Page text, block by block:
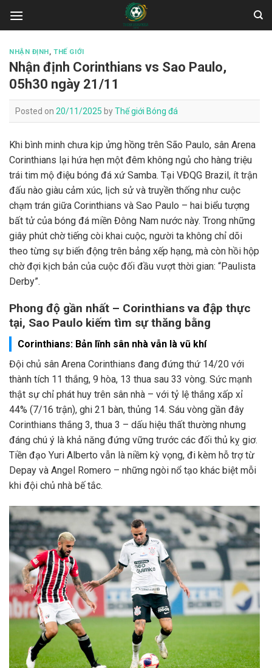
NHẬN ĐỊNH,THẾ GIỚI
Nhận định Corinthians vs Sao Paulo,
05h30 ngày 21/11
Posted on 20/11/2025 byThế giới Bóng đá
Khi bình minh chưa kịp ửng hồng trên São Paulo, sân Arena
Corinthians lại hứa hẹn một đêm không ngủ cho hàng triệu
trái tim mộ điệu bóng đá xứ Samba. Tại VĐQG Brazil, ít trận
đấu nào giàu cảm xúc, lịch sử và truyền thống như cuộc
chạm trán giữa Corinthians và Sao Paulo – hai biểu tượng
bất tử của bóng đá miền Đông Nam nước này. Trong những
giây phút chờ tiếng còi khai cuộc, người ta không chỉ dõi
theo từng sự biến động trên bảng xếp hạng, mà còn hồi hộp
chờ đợi kịch bản của cuộc đối đầu vượt thời gian: “Paulista
Derby”.
Phong độ gần nhất – Corinthians va đập thực
tại, Sao Paulo kiếm tìm sự thăng bằng
Corinthians: Bản lĩnh sân nhà vẫn là vũ khí
Đội chủ sân Arena Corinthians đang đứng thứ 14/20 với
thành tích 11 thắng, 9 hòa, 13 thua sau 33 vòng. Sức mạnh
thật sự chỉ phát huy trên sân nhà – với tỷ lệ thắng xấp xỉ
44% (7/16 trận), ghi 21 bàn, thủng 14. Sáu vòng gần đây
Corinthians thắng 3, thua 3 – dấu hiệu thất thường nhưng
đáng chú ý là khả năng đứng vững trước các đối thủ kỵ giơ.
Tiền đạo Yuri Alberto vẫn là niềm kỳ vọng, đi kèm hỗ trợ từ
Depay và Angel Romero – những ngòi nổ tạo khác biệt mỗi
khi đội chủ nhà bế tắc.